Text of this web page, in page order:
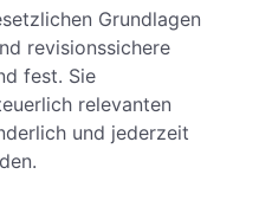
Grundlagen
revisionssichere
fest. Sie
relevanten
und jederzeit